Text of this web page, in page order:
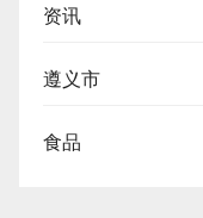
资讯
遵义市
食品